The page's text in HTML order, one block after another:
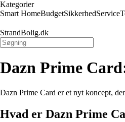
Kategorier
Smart HomeBudgetSikkerhedService
StrandBolig.dk
Dazn Prime
Dazn Prime Card er et nyt koncept,
Hvad er Dazn Prime